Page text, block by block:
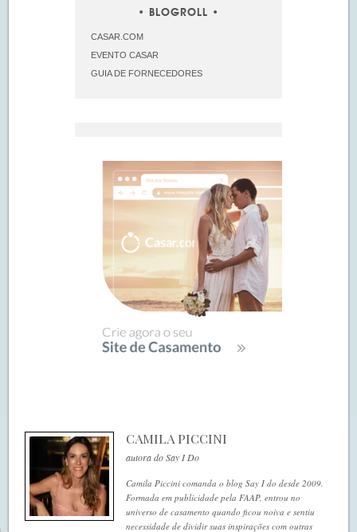
BLOGROLL
CASAR.COM
EVENTO CASAR
GUIA DE FORNECEDORES
CAMILA PICCINI
autora do Say I Do
Camila Piccini comanda o blog Say I do desde 2009.
Formada em publicidade pela FAAP, entrou no
universo de casamento quando ficou noiva e sentiu
necessidade de dividir suas inspirações com outras